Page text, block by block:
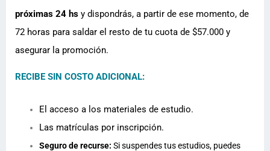
próximas 24 hs y dispondrás, a partir de ese momento, de
72 horas para saldar el resto de tu cuota de $57.000 y
asegurar la promoción.
RECIBE SIN COSTO ADICIONAL:
El acceso a los materiales de estudio.
Las matrículas por inscripción.
Seguro de recurse: Si suspendes tus estudios, puedes